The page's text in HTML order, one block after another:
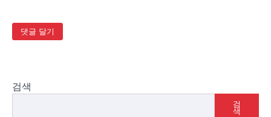
검색
검
색